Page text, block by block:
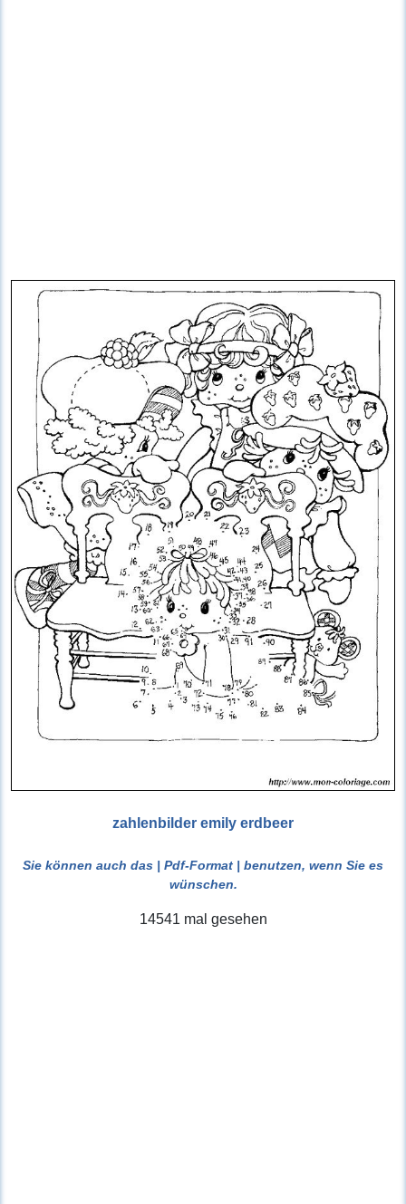
zahlenbilder emily erdbeer
Sie können auch das | Pdf-Format | benutzen, wenn Sie es
wünschen.
14541 mal gesehen